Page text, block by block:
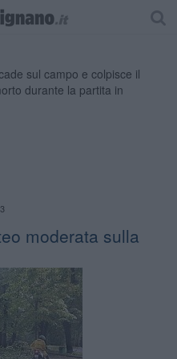
moderata sulla